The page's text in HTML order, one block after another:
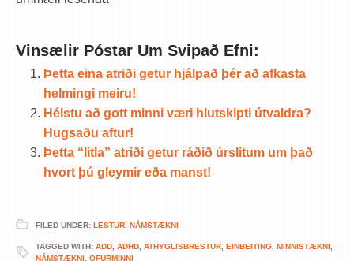
Vinsælir Póstar Um Svipað Efni:
Þetta eina atriði getur hjálpað þér að afkasta
helmingi meiru!
Hélstu að gott minni væri hlutskipti útvaldra?
Hugsaðu aftur!
Þetta “litla” atriði getur ráðið úrslitum um það
hvort þú gleymir eða manst!
FILED UNDER: LESTUR NÁMSTÆKNI
TAGGED WITH: ADD ADHD ATHYGLISBRESTUR EINBEITING MINNISTÆKNI
NÁMSTÆKNI OFURMINNI